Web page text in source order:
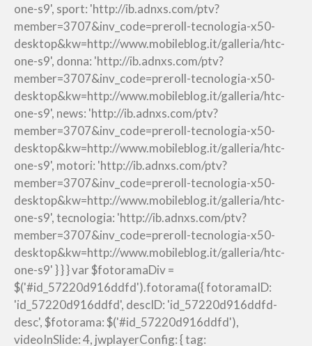
one-s9', sport: 'http://ib.adnxs.com/ptv?
member=3707&inv_code=preroll-tecnologia-x50-
desktop&kw=http://www.mobileblog.it/galleria/htc-
one-s9', donna: 'http://ib.adnxs.com/ptv?
member=3707&inv_code=preroll-tecnologia-x50-
desktop&kw=http://www.mobileblog.it/galleria/htc-
one-s9', news: 'http://ib.adnxs.com/ptv?
member=3707&inv_code=preroll-tecnologia-x50-
desktop&kw=http://www.mobileblog.it/galleria/htc-
one-s9', motori: 'http://ib.adnxs.com/ptv?
member=3707&inv_code=preroll-tecnologia-x50-
desktop&kw=http://www.mobileblog.it/galleria/htc-
one-s9', tecnologia: 'http://ib.adnxs.com/ptv?
member=3707&inv_code=preroll-tecnologia-x50-
desktop&kw=http://www.mobileblog.it/galleria/htc-
one-s9' } } } var $fotoramaDiv =
$('#id_57220d916ddfd').fotorama({ fotoramaID:
'id_57220d916ddfd', descID: 'id_57220d916ddfd-
desc', $fotorama: $('#id_57220d916ddfd'),
videoInSlide: 4, jwplayerConfig: { tag: